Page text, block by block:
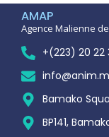
AMAP
Agence Malienne
+(223) 20 22
Bamako
BP141,